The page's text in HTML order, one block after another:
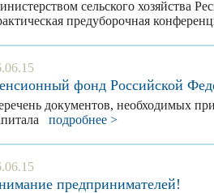
сельского хозяйства
предуборочная
фонд Российской
документов, необходимых
подробнее >
предпринимателей!